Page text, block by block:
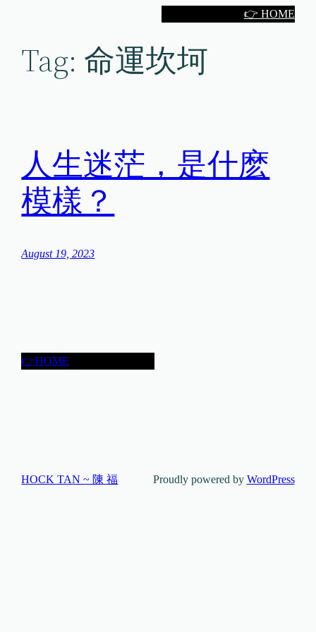
👉 HOME
Tag: 命運坎坷
人生迷茫，是什麽
模樣？
August 19, 2023
👉HOME
HOCK TAN ~ 陳 福 Proudly powered by WordPress